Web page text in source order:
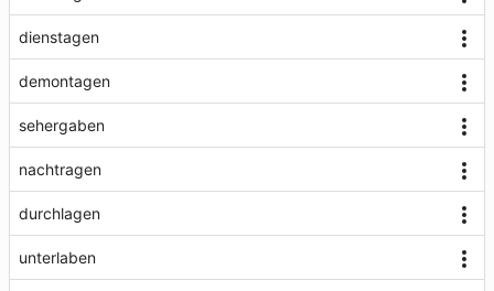
dienstagen
demontagen
sehergaben
nachtragen
durchlagen
unterlaben